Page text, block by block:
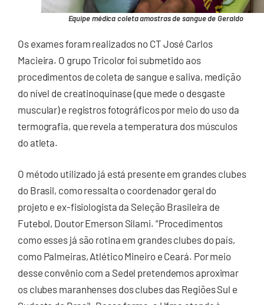
Equipe médica coleta amostras de sangue de Geraldo
Os exames foram realizados no CT José Carlos
Macieira. O grupo Tricolor foi submetido aos
procedimentos de coleta de sangue e saliva, medição
do nível de creatinoquinase (que mede o desgaste
muscular) e registros fotográficos por meio do uso da
termografia, que revela a temperatura dos músculos
do atleta.
O método utilizado já está presente em grandes clubes
do Brasil, como ressalta o coordenador geral do
projeto e ex-fisiologista da Seleção Brasileira de
Futebol, Doutor Emerson Silami. “Procedimentos
como esses já são rotina em grandes clubes do país,
como Palmeiras, Atlético Mineiro e Ceará. Por meio
desse convênio com a Sedel pretendemos aproximar
os clubes maranhenses dos clubes das Regiões Sul e